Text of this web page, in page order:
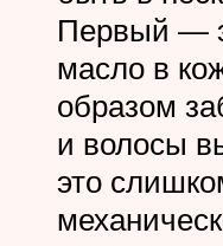
Первый —
масло в
образом
и волосы
это